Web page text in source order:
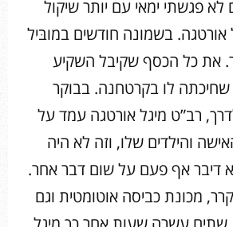
לא פגשתי ימאי עם יותר שיקול
בשמונה חודשים במובּיל
את כל הכסף שקיבל השקיע
לו בקרטחנה. בבוקר
רב”ט מיגל אורטגה עמד על
והילדים שלו, וזה לא היה
דיבר אף פעם על שום דבר אחר.
מכונת כביסה אוטומטית וגם